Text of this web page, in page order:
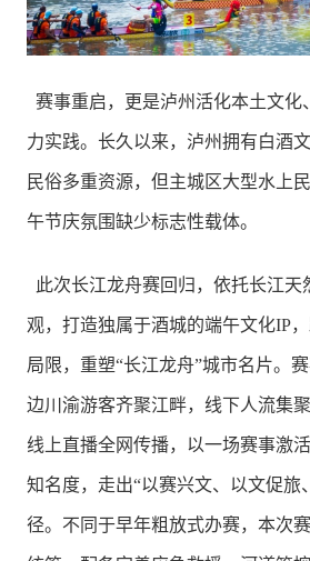
赛事重启，更是泸州活化本土文化
力实践。长久以来，泸州拥有白酒
民俗多重资源，但主城区大型水上
午节庆氛围缺少标志性载体。
此次长江龙舟赛回归，依托长江天
观，打造独属于酒城的端午文化IP
局限，重塑“长江龙舟”城市名片。
边川渝游客齐聚江畔，线下人流集
线上直播全网传播，以一场赛事激
知名度，走出“以赛兴文、以文促旅
径。不同于早年粗放式办赛，本次